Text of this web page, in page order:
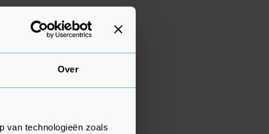
Over
van technologieën zoals